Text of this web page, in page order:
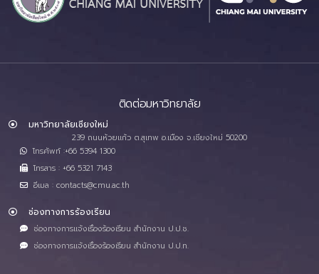
ติดต่อมหาวิทยาลัย
มหาวิทยาลัยเชียงใหม่
239 ถนนห้วยแก้ว ต.สุเทพ อ.เมือง จ.เชียงใหม่ 50200
โทรศัพท์ :+66 5394 1300
โทรสาร : +66 5321 7143
อีเมล : contacts@cmu.ac.th
ช่องทางการร้องเรียน
ช่องทางการแจ้งเรื่องร้องเรียน สำนักงาน ป.ป.ช.
ช่องทางการแจ้งเรื่องร้องเรียน สำนักงาน ป.ป.ท.